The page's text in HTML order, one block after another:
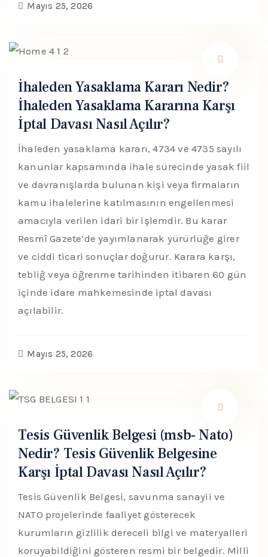
Mayıs 25, 2026
İhaleden Yasaklama Kararı Nedir?
İhaleden Yasaklama Kararına Karşı
İptal Davası Nasıl Açılır?
İhaleden yasaklama kararı, 4734 ve 4735 sayılı
kanunlar kapsamında ihale sürecinde yasak fiil
ve davranışlarda bulunan kişi veya firmaların
kamu ihalelerine katılmasının engellenmesi
amacıyla verilen idari bir işlemdir. Bu karar
Resmî Gazete’de yayımlanarak yürürlüğe girer
ve ciddi ticari sonuçlar doğurur. Karara karşı,
tebliğ veya öğrenme tarihinden itibaren 60 gün
içinde idare mahkemesinde iptal davası
açılabilir.
Mayıs 25, 2026
Tesis Güvenlik Belgesi (msb- Nato)
Nedir? Tesis Güvenlik Belgesine
Karşı İptal Davası Nasıl Açılır?
Tesis Güvenlik Belgesi, savunma sanayii ve
NATO projelerinde faaliyet gösterecek
kurumların gizlilik dereceli bilgi ve materyalleri
koruyabildiğini gösteren resmi bir belgedir. Milli